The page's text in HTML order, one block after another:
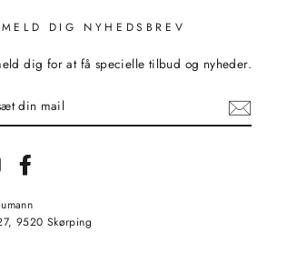
DIG NYHEDSBREV
dig for at få specielle tilbud og nyheder.
Instagram
9520 Skørping